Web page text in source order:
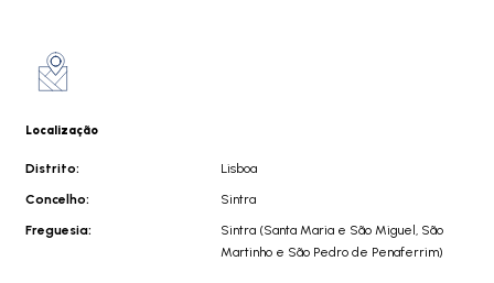
Localização
Distrito:
Lisboa
Concelho:
Sintra
Freguesia:
Sintra (Santa Maria e São Miguel, São
Martinho e São Pedro de Penaferrim)